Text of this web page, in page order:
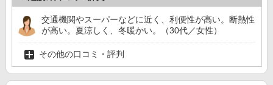
交通機関やスーパーなどに近く、利便性が高い。断熱性
が高い。夏涼しく、冬暖かい。（30代／女性）
その他の口コミ・評判